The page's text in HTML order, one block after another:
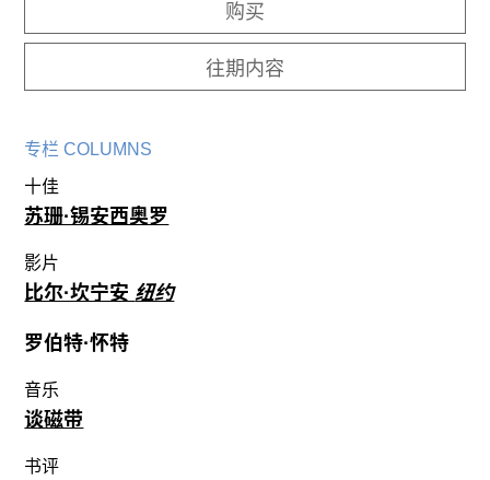
购买
往期内容
专栏 COLUMNS
十佳
苏珊·锡安西奥罗
影片
比尔·坎宁安 纽约
罗伯特·怀特
音乐
谈磁带
书评